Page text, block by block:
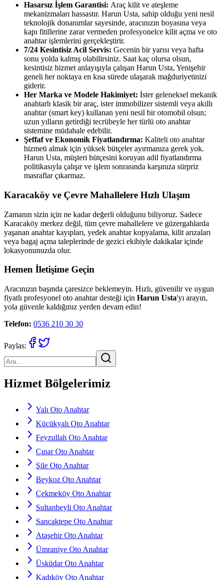
Hasarsız İşlem Garantisi: Araç kilit ve ateşleme
mekanizmaları hassastır. Harun Usta, sahip olduğu yeni nesil
teknolojik donanımlar sayesinde, aracınızın boyasına veya
kapı fitillerine zarar vermeden profesyonelce kilit açma ve oto
anahtar işlemlerini gerçekleştirir.
7/24 Kesintisiz Acil Servis: Gecenin bir yarısı veya hafta
sonu yolda kalmış olabilirsiniz. Saat kaç olursa olsun,
kesintisiz hizmet anlayışıyla çalışan Harun Usta, Yenişehir
geneli her noktaya en kısa sürede ulaşarak mağduriyetinizi
giderir.
Her Marka ve Modele Hakimiyet: İster geleneksel mekanik
anahtarlı klasik bir araç, ister immobilizer sistemli veya akıllı
anahtar (smart key) kullanan yeni nesil bir otomobil olsun;
uzun yılların getirdiği tecrübeyle her türlü oto anahtar
sistemine müdahale edebilir.
Şeffaf ve Ekonomik Fiyatlandırma: Kaliteli oto anahtar
hizmeti almak için yüksek bütçeler ayırmanıza gerek yok.
Harun Usta, müşteri bütçesini koruyan adil fiyatlandırma
politikasıyla çalışır ve işlem sonrasında karşınıza sürpriz
masraflar çıkarmaz.
Karacaköy ve Çevre Mahallelere Hızlı Ulaşım
Zamanın sizin için ne kadar değerli olduğunu biliyoruz. Sadece
Karacaköy merkez değil, tüm çevre mahallelere ve güzergahlarda
yaşanan anahtar kayıpları, yedek anahtar kopyalama, kilit arızaları
veya bagaj açma taleplerinde de gezici ekibiyle dakikalar içinde
lokasyonunuzda olur.
Hemen İletişime Geçin
Aracınızın başında çaresizce beklemeyin. Hızlı, güvenilir ve uygun
fiyatlı profesyonel oto anahtar desteği için Harun Usta'yı arayın,
yola güvenle kaldığınız yerden devam edin!
Telefon: 0536 210 30 30
Paylas:
Hizmet Bölgelerimiz
Yalı Oto Anahtar
Küçükyalı Oto Anahtar
Feyzullah Oto Anahtar
Çınar Oto Anahtar
Şile Oto Anahtar
Beykoz Oto Anahtar
Çekmeköy Oto Anahtar
Sultanbeyli Oto Anahtar
Sancaktepe Oto Anahtar
Ataşehir Oto Anahtar
Ümraniye Oto Anahtar
Üsküdar Oto Anahtar
Kadıköy Oto Anahtar